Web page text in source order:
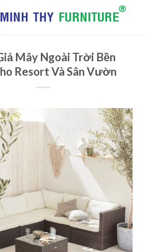
Mây Ngoài Trời Bền
Resort Và Sân Vườn